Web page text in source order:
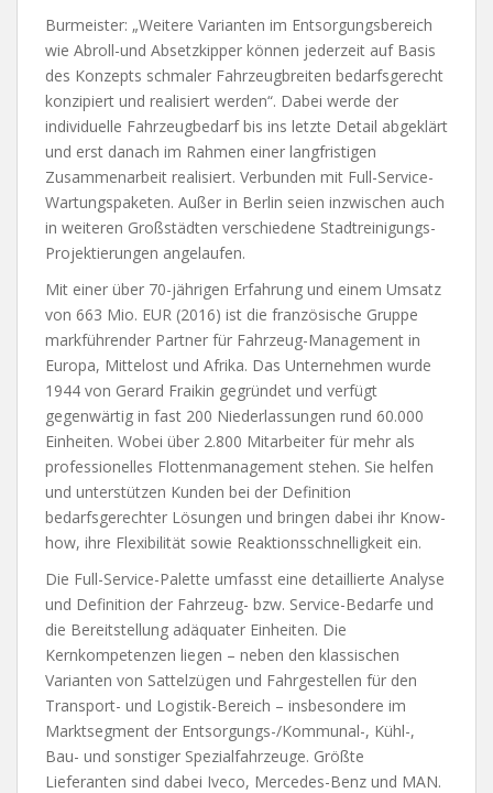
Burmeister: „Weitere Varianten im Entsorgungsbereich
wie Abroll-und Absetzkipper können jederzeit auf Basis
des Konzepts schmaler Fahrzeugbreiten bedarfsgerecht
konzipiert und realisiert werden“. Dabei werde der
individuelle Fahrzeugbedarf bis ins letzte Detail abgeklärt
und erst danach im Rahmen einer langfristigen
Zusammenarbeit realisiert. Verbunden mit Full-Service-
Wartungspaketen. Außer in Berlin seien inzwischen auch
in weiteren Großstädten verschiedene Stadtreinigungs-
Projektierungen angelaufen.
Mit einer über 70-jährigen Erfahrung und einem Umsatz
von 663 Mio. EUR (2016) ist die französische Gruppe
markführender Partner für Fahrzeug-Management in
Europa, Mittelost und Afrika. Das Unternehmen wurde
1944 von Gerard Fraikin gegründet und verfügt
gegenwärtig in fast 200 Niederlassungen rund 60.000
Einheiten. Wobei über 2.800 Mitarbeiter für mehr als
professionelles Flottenmanagement stehen. Sie helfen
und unterstützen Kunden bei der Definition
bedarfsgerechter Lösungen und bringen dabei ihr Know-
how, ihre Flexibilität sowie Reaktionsschnelligkeit ein.
Die Full-Service-Palette umfasst eine detaillierte Analyse
und Definition der Fahrzeug- bzw. Service-Bedarfe und
die Bereitstellung adäquater Einheiten. Die
Kernkompetenzen liegen – neben den klassischen
Varianten von Sattelzügen und Fahrgestellen für den
Transport- und Logistik-Bereich – insbesondere im
Marktsegment der Entsorgungs-/Kommunal-, Kühl-,
Bau- und sonstiger Spezialfahrzeuge. Größte
Lieferanten sind dabei Iveco, Mercedes-Benz und MAN.